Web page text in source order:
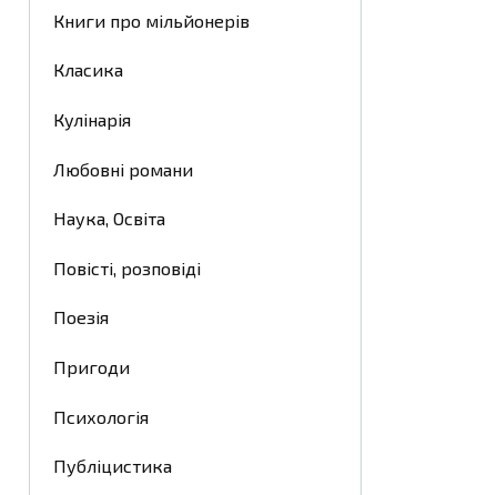
Книги про мільйонерів
Класика
Кулінарія
Любовні романи
Наука, Освіта
Повісті, розповіді
Поезія
Пригоди
Психологія
Публіцистика